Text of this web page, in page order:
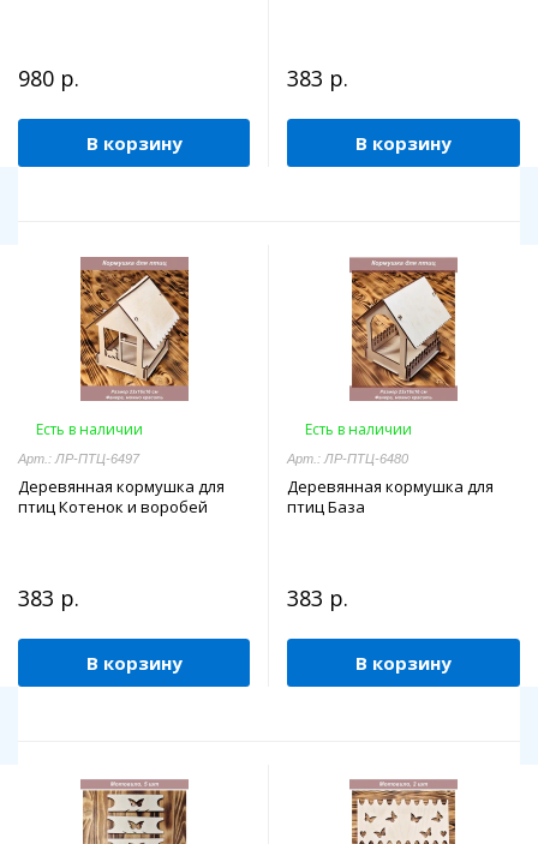
980 р.
В корзину
383 р.
В корзину
Есть в наличии
Арт.: ЛР-ПТЦ-6497
Деревянная кормушка для
птиц Котенок и воробей
383 р.
В корзину
Есть в наличии
Арт.: ЛР-ПТЦ-6480
Деревянная кормушка для
птиц База
383 р.
В корзину